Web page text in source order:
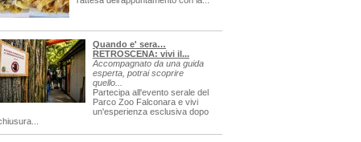
Quando e' sera…
RETROSCENA: vivi il...
Accompagnato da una guida
esperta, potrai scoprire
quello...
Partecipa all'evento serale del
Parco Zoo Falconara e vivi
un'esperienza esclusiva dopo